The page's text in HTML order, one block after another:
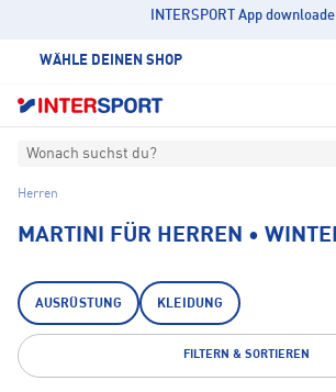
INTERSPORT App
WÄHLE DEINEN SHOP
Wonach suchst du?
Herren
MARTINI FÜR HERREN •
AUSRÜSTUNG KLEIDUNG
FILTERN & SORTIEREN